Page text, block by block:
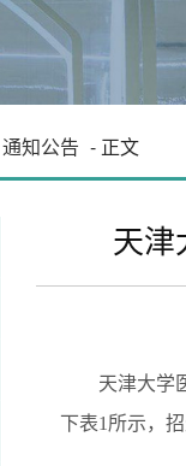
通知公告 - 正文
天津
天津大学
下表1所示，